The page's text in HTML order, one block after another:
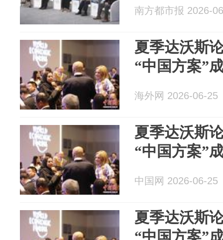
南方都市报 2026-
夏季达沃斯
“中国方案”
海外网 2026-06-25
夏季达沃斯
“中国方案”
中国网 2026-06-25
夏季达沃斯
“中国方案”